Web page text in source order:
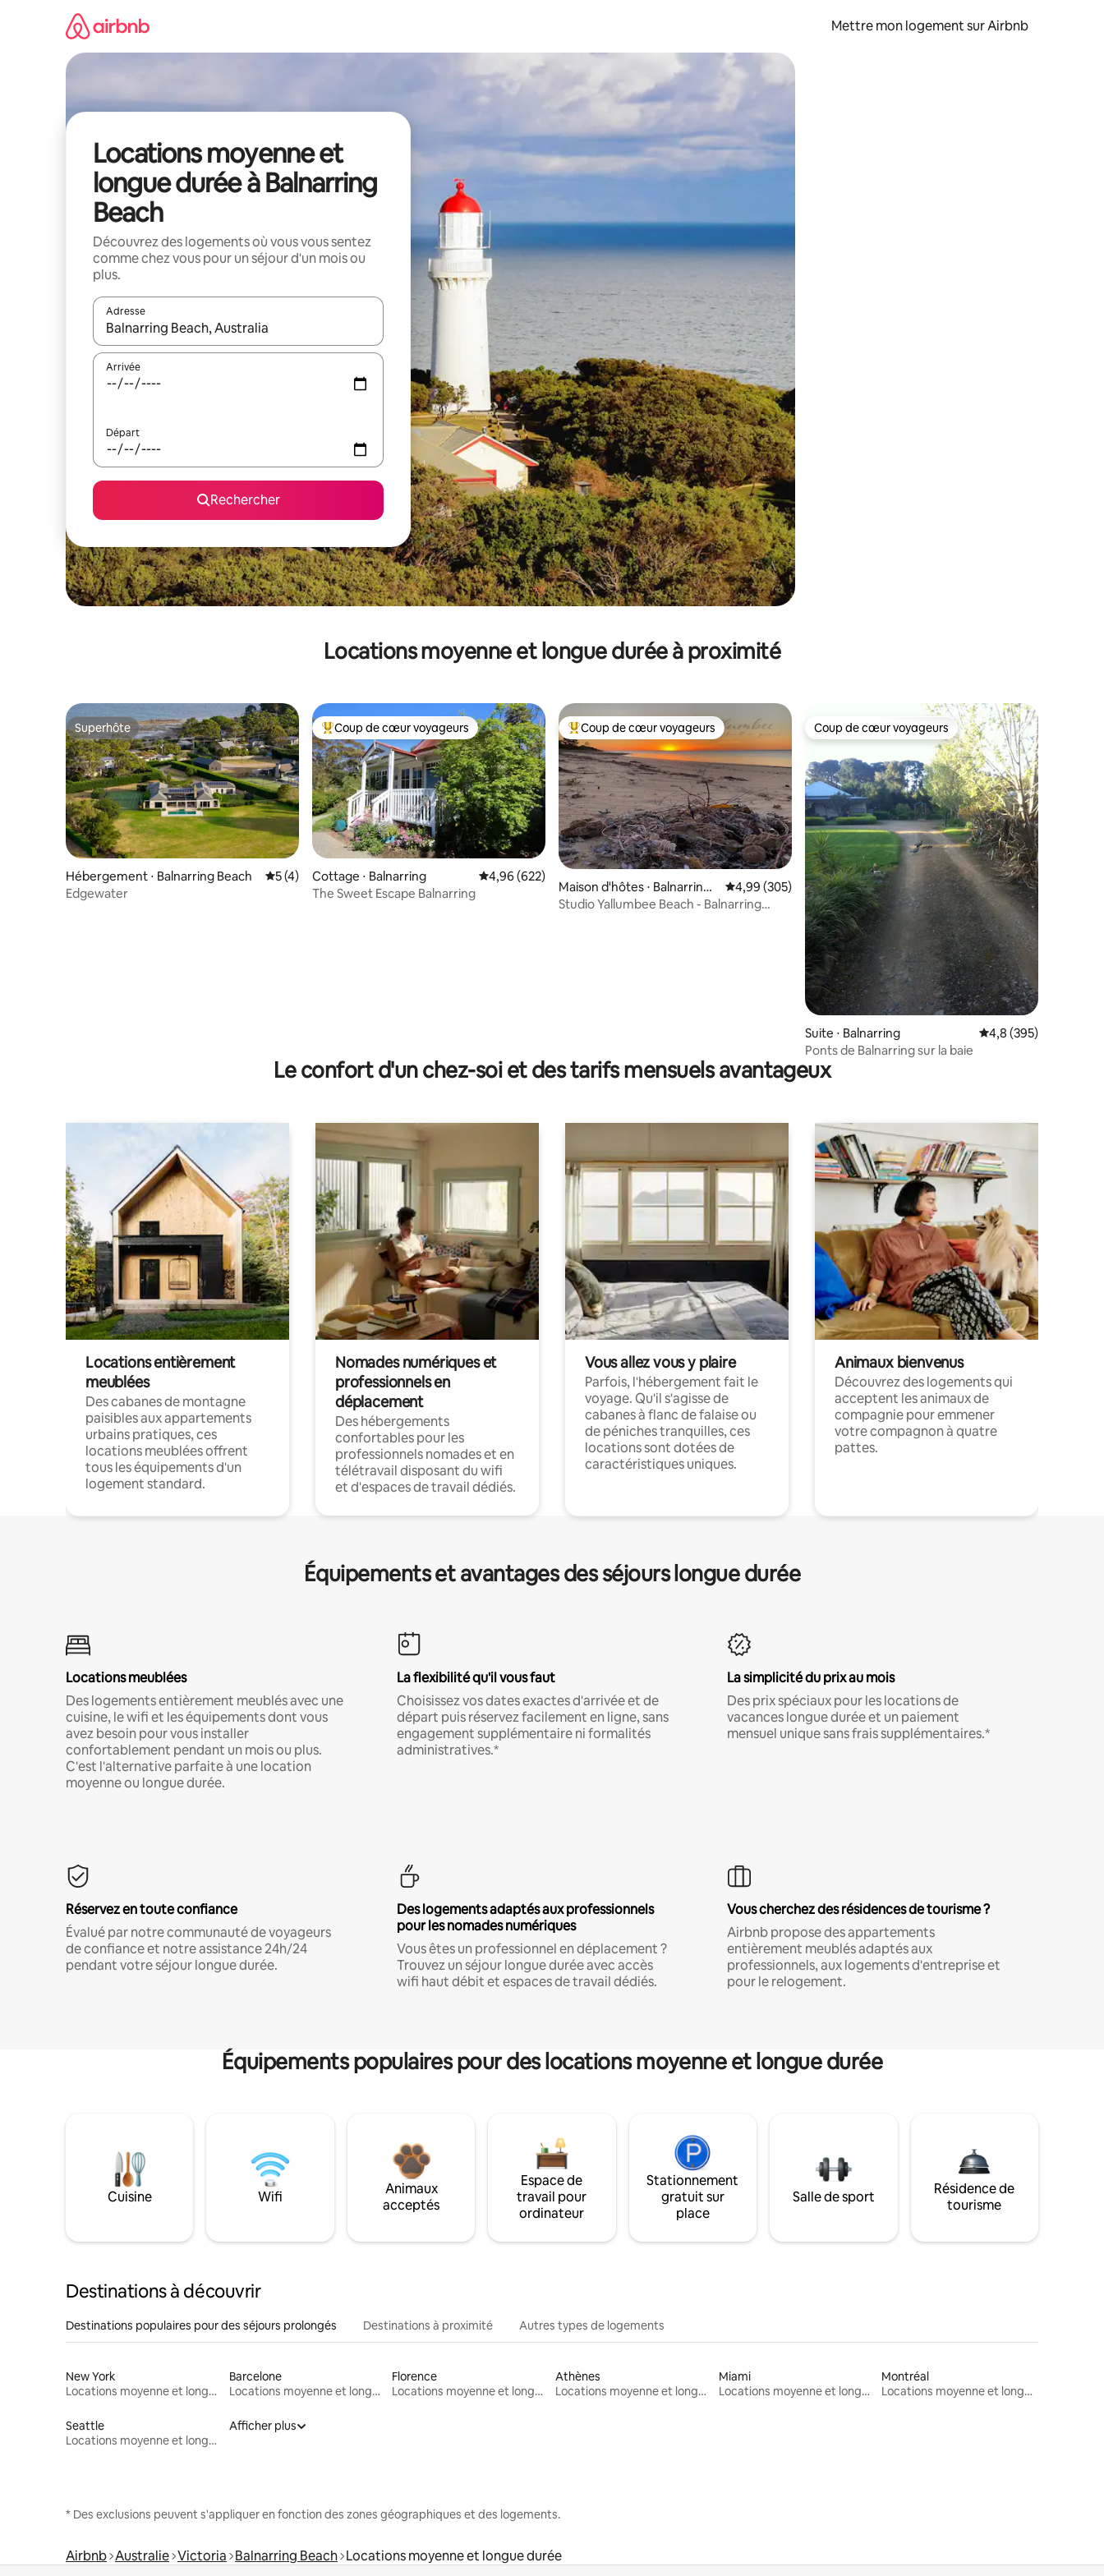
Mettre mon logement sur Airbnb
Locations moyenne et
longue durée à Balnarring
Beach
Découvrez des logements où vous vous sentez
comme chez vous pour un séjour d'un mois ou
plus.
Adresse
Lorsque les résultats s'affichent, utilisez les flèches vers le haut et vers le bas pour les parcourir ou en appuyant et en faisant glisser.
Arrivée
Départ
Rechercher
Locations moyenne et longue durée à proximité
Superhôte
Superhôte
Hébergement ⋅ Balnarring Beach Évaluation moyenne sur la base de 4 commentaires : 5 sur 5
5 (4)
Edgewater
Coups de cœur voyageurs les plus appréciés
Coup de cœur voyageurs
Cottage ⋅ Balnarring Évaluation moyenne sur la base de 622 commentaires : 4,96 sur 5
4,96 (622)
The Sweet Escape Balnarring
Coups de cœur voyageurs les plus appréciés
Coup de cœur voyageurs
Maison d'hôtes ⋅ Balnarring
Beach
Évaluation moyenne sur la base de 305 commentaires : 4,99 sur 5
4,99 (305)
Studio Yallumbee Beach - Balnarring
Coup de cœur voyageurs
Coup de cœur voyageurs
Suite ⋅ Balnarring Évaluation moyenne
4,8 (395)
Ponts de Balnarring sur la baie
Le confort d'un chez-soi et des tarifs mensuels avantageux
Locations entièrement
meublées
Des cabanes de montagne
paisibles aux appartements
urbains pratiques, ces
locations meublées offrent
tous les équipements d'un
logement standard.
Nomades numériques et
professionnels en
déplacement
Des hébergements
confortables pour les
professionnels nomades et en
télétravail disposant du wifi
et d'espaces de travail dédiés.
Vous allez vous y plaire
Parfois, l'hébergement fait le
voyage. Qu'il s'agisse de
cabanes à flanc de falaise ou
de péniches tranquilles, ces
locations sont dotées de
caractéristiques uniques.
Animaux bienvenus
Découvrez des logements qui
acceptent les animaux de
compagnie pour emmener
votre compagnon à quatre
pattes.
Équipements et avantages des séjours longue durée
Locations meublées
Des logements entièrement meublés avec une
cuisine, le wifi et les équipements dont vous
avez besoin pour vous installer
confortablement pendant un mois ou plus.
C'est l'alternative parfaite à une location
moyenne ou longue durée.
La flexibilité qu'il vous faut
Choisissez vos dates exactes d'arrivée et de
départ puis réservez facilement en ligne, sans
engagement supplémentaire ni formalités
administratives.*
La simplicité du prix au mois
Des prix spéciaux pour les locations de
vacances longue durée et un paiement
mensuel unique sans frais supplémentaires.*
Réservez en toute confiance
Évalué par notre communauté de voyageurs
de confiance et notre assistance 24h/24
pendant votre séjour longue durée.
Des logements adaptés aux professionnels
pour les nomades numériques
Vous êtes un professionnel en déplacement ?
Trouvez un séjour longue durée avec accès
wifi haut débit et espaces de travail dédiés.
Vous cherchez des résidences de tourisme ?
Airbnb propose des appartements
entièrement meublés adaptés aux
professionnels, aux logements d'entreprise et
pour le relogement.
Équipements populaires pour des locations moyenne et longue durée
Cuisine Wifi
Animaux
acceptés
Espace de
travail pour
ordinateur
Stationnement
gratuit sur
place
Salle de sport
Résidence de
tourisme
Destinations à découvrir
Destinations populaires pour des séjours prolongés Destinations à proximité Autres types de logements
New York
Locations moyenne et longue durée
Barcelone
Locations moyenne et longue durée
Florence
Locations moyenne et longue durée
Athènes
Locations moyenne et longue durée
Miami
Locations moyenne et longue durée
Montréal
Locations moyenne et longue durée
Seattle
Locations moyenne et longue durée
Afficher plus
* Des exclusions peuvent s'appliquer en fonction des zones géographiques et des logements.
Airbnb Australie Victoria Balnarring Beach Locations moyenne et longue durée